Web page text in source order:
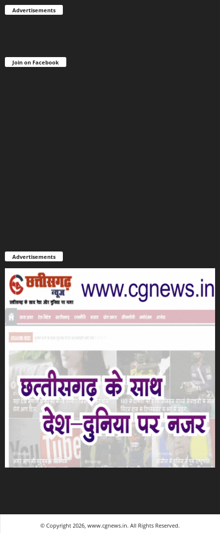
Advertisements
Join on Facebook
Advertisements
© Copyright 2026, www.cgnews.in. All Rights Reserved.